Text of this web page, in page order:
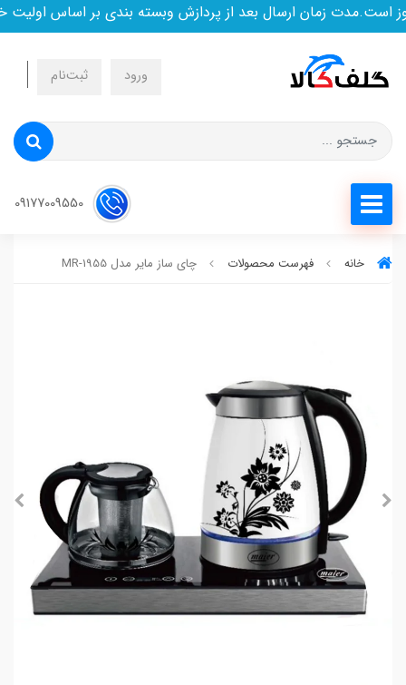
زمان ارسال بعد از پردازش وبسته بندی بر اساس اولیت
ورود ثبت‌نام
خانه فهرست محصولات چای ساز مایر مدل MR-1955